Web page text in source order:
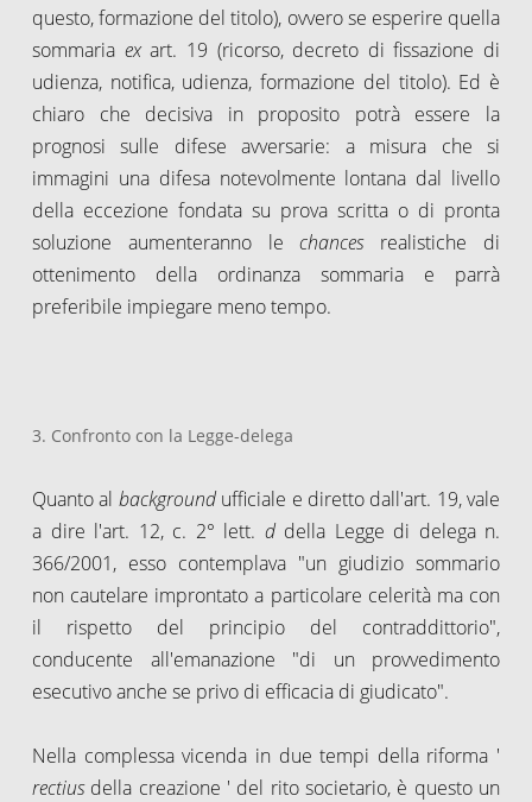
questo, formazione del titolo), ovvero se esperire quella
sommaria exart. 19 (ricorso, decreto di fissazione di
udienza, notifica, udienza, formazione del titolo). Ed è
chiaro che decisiva in proposito potrà essere la
prognosi sulle difese avversarie: a misura che si
immagini una difesa notevolmente lontana dal livello
della eccezione fondata su prova scritta o di pronta
soluzione aumenteranno le chancesrealistiche di
ottenimento della ordinanza sommaria e parrà
preferibile impiegare meno tempo.
3. Confronto con la Legge-delega
Quanto al backgroundufficiale e diretto dall'art. 19, vale
a dire l'art. 12, c. 2° lett. d della Legge di delega n.
366/2001, esso contemplava "un giudizio sommario
non cautelare improntato a particolare celerità ma con
il rispetto del principio del contraddittorio",
conducente all'emanazione "di un provvedimento
esecutivo anche se privo di efficacia di giudicato".
Nella complessa vicenda in due tempi della riforma '
rectiusdella creazione ' del rito societario, è questo un